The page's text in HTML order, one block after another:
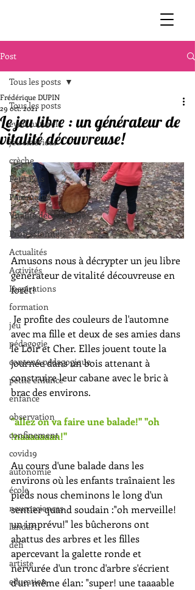
Post
Tous les posts
éveil culturel
jeu extérieur
crèche
Petit Pois
Parentalité
Vitalité découvreuse
Professionnels
Actualités
Activités
Inspirations
formation
jeu
pédagogie
contenu pedagogique
petite enfance
enfance
observation
confinement
covid19
autonomie
école
neurosciences
landart
défi
artiste
education
Tous les posts
Le jeu libre : un générateur de
vitalité découvreuse!
Frédérique DUPIN
29 oct. 2021
Amusons nous à décrypter un jeu libre
générateur de vitalité découvreuse en
forêt!
avec ma fille et deux de ses amies dans
le Loir et Cher. Elles jouent toute la
journée dans un bois attenant à
construire leur cabane avec le bric à
brac des environs.
"allez on va faire une balade!" "oh
!naaaaaaan!"
Au cours d'une balade dans les
environs où les enfants traînaient les
pieds nous cheminons le long d'un
sentier quand soudain :"oh merveille!
un imprévu!" les bûcherons ont
abattus des arbres et les filles
apercevant la galette ronde et
nervurée d'un tronc d'arbre s'écrient
d'un même élan: "super! une taaaable